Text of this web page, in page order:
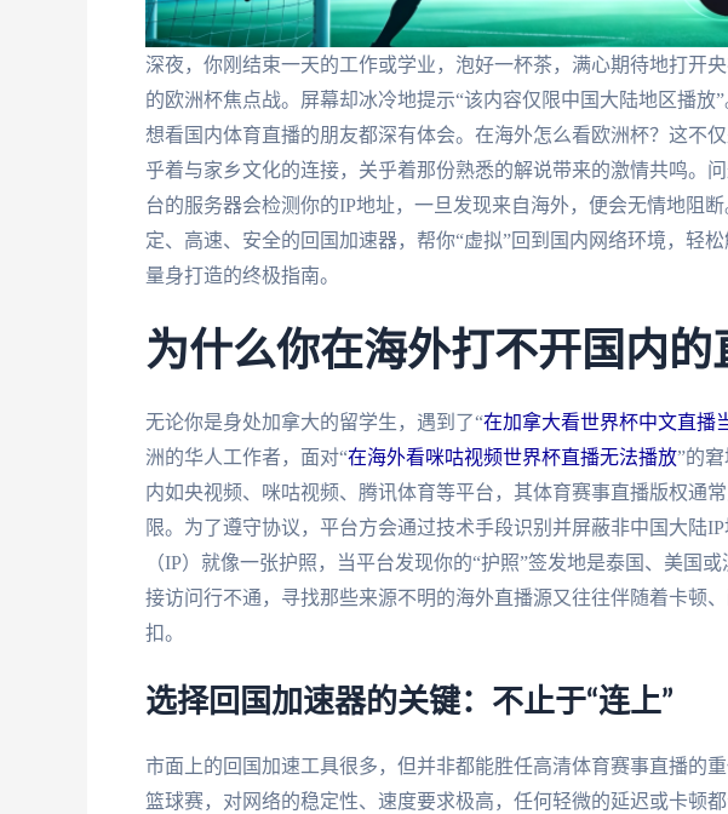
深夜，你刚结束一天的工作或学业，泡好一杯茶，满心期待地打开
的欧洲杯焦点战。屏幕却冰冷地提示“该内容仅限中国大陆地区播放
想看国内体育直播的朋友都深有体会。在海外怎么看欧洲杯？这不
乎着与家乡文化的连接，关乎着那份熟悉的解说带来的激情共鸣。
台的服务器会检测你的IP地址，一旦发现来自海外，便会无情地阻
定、高速、安全的回国加速器，帮你“虚拟”回到国内网络环境，轻
量身打造的终极指南。
为什么你在海外打不开国内的
无论你是身处加拿大的留学生，遇到了“在加拿大看世界杯中文直播
洲的华人工作者，面对“在海外看咪咕视频世界杯直播无法播放”的
内如央视频、咪咕视频、腾讯体育等平台，其体育赛事直播版权通
限。为了遵守协议，平台方会通过技术手段识别并屏蔽非中国大陆
（IP）就像一张护照，当平台发现你的“护照”签发地是泰国、美国
接访问行不通，寻找那些来源不明的海外直播源又往往伴随着卡顿
扣。
选择回国加速器的关键：不止于“连上”
市面上的回国加速工具很多，但并非都能胜任高清体育赛事直播的
篮球赛，对网络的稳定性、速度要求极高，任何轻微的延迟或卡顿